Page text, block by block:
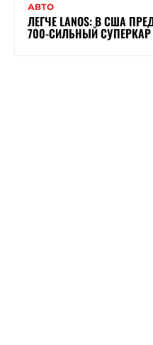
АВТО
ЛЕГЧЕ LANOS: В США
700-СИЛЬНЫЙ